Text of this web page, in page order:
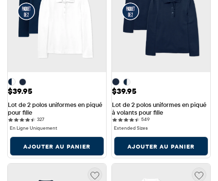
Prix: $39.95
$39.95
Lot de 2 polos uniformes en piqué
pour fille
327327 reviews
En Ligne Uniquement
AJOUTER AU PANIER
Prix: $39.95
$39.95
Lot de 2 polos uniformes en piqué
à volants pour fille
549549 reviews
Extended Sizes
AJOUTER AU PANIER